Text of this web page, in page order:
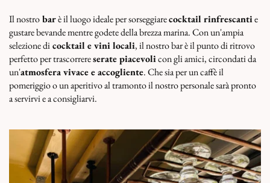
Il nostrobarè il luogo ideale per sorseggiarecocktail rinfrescantie
gustare bevande mentre godete della brezza marina. Con un'ampia
selezione dicocktail e vini locali, il nostro bar è il punto di ritrovo
perfetto per trascorrereserate piacevolicon gli amici, circondati da
un'atmosfera vivace e accogliente. Che sia per un caffè il
pomeriggio o un aperitivo al tramonto il nostro personale sarà pronto
a servirvi e a consigliarvi.